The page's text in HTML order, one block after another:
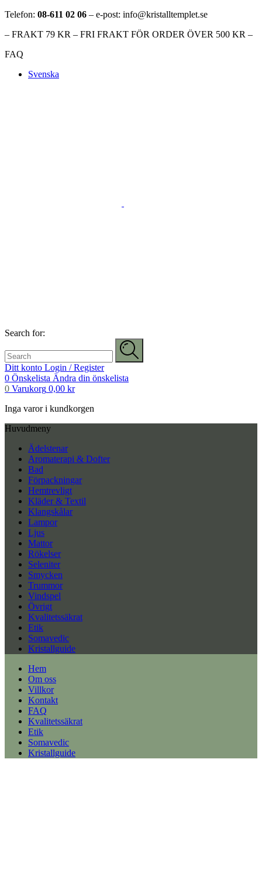
Telefon: 08-611 02 06 – e-post: info@kristalltemplet.se
– FRAKT 79 KR – FRI FRAKT FÖR ORDER ÖVER 500 KR –
FAQ
Svenska
Search for:
Ditt konto Login / Register
0 Önskelista Ändra din önskelista
0 Varukorg 0,00 kr
Inga varor i kundkorgen
Huvudmeny
Ädelstenar
Aromaterapi & Dofter
Bad
Förpackningar
Hemtrevligt
Kläder & Textil
Klangskålar
Lampor
Ljus
Mattor
Rökelser
Seleniter
Smycken
Trummor
Vindspel
Övrigt
Kvalitetssäkrat
Etik
Somavedic
Kristallguide
Hem
Om oss
Villkor
Kontakt
FAQ
Kvalitetssäkrat
Etik
Somavedic
Kristallguide